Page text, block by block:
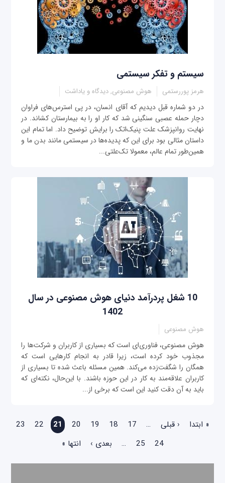
سیستم و تفکر سیستمی
هرمز پوررستمی هوش مصنوعی, دیدگاه و یاداشت
در دو شماره قبل دیدیم که آقای انسان، در پی استرس‌های فراوان
دچار حمله عصبی سنگینی شد که کار او را به بیمارستان کشاند. در
نهایت روانپزشک علت پنیک‌اتک را برایش توضیح داد. اما تمام این
داستان مثالی بود برای این که پدیده‌ها در سیستمی مانند بدن ما و
همین‌طور تمام عالم، معمولا تک‌علتی...
10 شغل پردرآمد دنیای هوش مصنوعی در سال
1402
هوش مصنوعی
هوش مصنوعی، فناوری‌ای است که بسیاری از کاربران و شرکت‌ها را
مجذوب خود کرده است، زیرا قادر به انجام کارهایی است که
همگان را شگفت‌زده می‌کند. همین مسئله باعث شده تا بسیاری از
کاربران علاقه‌مند به کار در این حوزه باشند. با این‌حال، نکته‌ای که
باید به آن دقت کنید این است که برخی از...
صفحه‌ها
« ابتدا ‹ قبلی …
17
18
19
20
21
22
23
24
25
… بعدی › انتها »